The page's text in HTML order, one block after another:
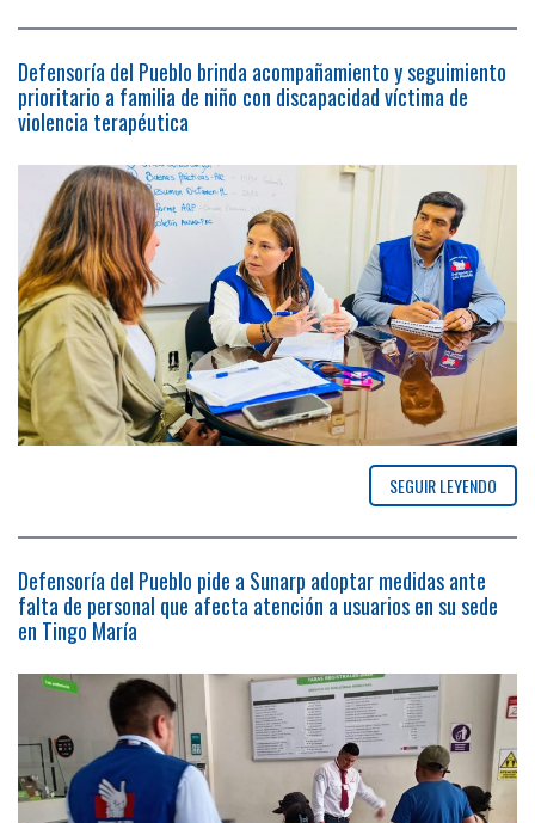
Defensoría del Pueblo brinda acompañamiento y seguimiento
prioritario a familia de niño con discapacidad víctima de
violencia terapéutica
SEGUIR LEYENDO
Defensoría del Pueblo pide a Sunarp adoptar medidas ante
falta de personal que afecta atención a usuarios en su sede
en Tingo María